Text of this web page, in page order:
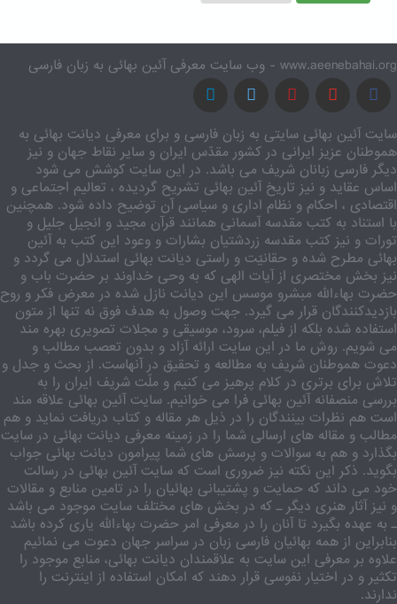
www.aeenebahai.org - وب سایت معرفی آئین بهائی به زبان فارسی
سایت آئین بهائی سایتی به زبان فارسی و برای معرفی دیانت بهائی به
هموطنان عزیز ایرانی در کشور مقدّس ایران و سایر نقاط جهان و نیز
دیگر فارسی زبانان شریف می باشد. در این سایت کوشش می شود
اساس عقاید و نیز تاریخ آئین بهائی تشریح گردیده ، تعالیم اجتماعی و
اقتصادی ، احکام و نظام اداری و سیاسی آن توضیح داده شود. همچنین
با استناد به کتب مقدسه آسمانی همانند قرآن مجید و انجیل جلیل و
تورات و نیز کتب مقدسه زردشتیان بشارات و وعود این کتب به آئین
بهائی مطرح شده و حقانیّت و راستی دیانت بهائی استدلال می گردد و
نیز بخش مختصری از آیات الهی که به وحی خداوند بر حضرت باب و
حضرت بهاءالله مبشرو موسس این دیانت نازل شده در معرض فکر و روح
بازدیدکنندگان قرار می گیرد. جهت وصول به هدف فوق نه تنها از متون
استفاده شده بلکه از فیلم، سرود، موسیقی و مجلات تصویری بهره مند
می شویم. روش ما در این سایت ارائه آزاد و بدون تعصب مطالب و
دعوت هموطنان شریف به مطالعه و تحقیق در آنهاست. از بحث و جدل و
تلاش برای برتری در کلام پرهیز می کنیم و ملّت شریف ایران را به
بررسی منصفانه آئین بهائی فرا می خوانیم. سایت آئین بهائی علاقه مند
است هم نظرات بینندگان را در ذیل هر مقاله و کتاب دریافت نماید و هم
مطالب و مقاله های ارسالی شما را در زمینه معرفی دیانت بهائی در سایت
بگذارد و هم به سوالات و پرسش های شما پیرامون دیانت بهائی جواب
بگوید. ذکر این نکته نیز ضروری است که سایت آئین بهائی در رسالت
خود می داند که حمایت و پشتیبانی بهائیان را در تامین منابع و مقالات
و نیز آثار هنری دیگر ـ که در بخش های مختلف سایت موجود می باشد
ـ به عهده بگیرد تا آنان را در معرفی امر حضرت بهاءالله یاری کرده باشد
بنابراین از همه بهائیان فارسی زبان در سراسر جهان دعوت می نمائیم
علاوه بر معرفی این سایت به علاقمندان دیانت بهائی، منابع موجود را
تکثیر و در اختیار نفوسی قرار دهند که امکان استفاده از اینترنت را
ندارند.